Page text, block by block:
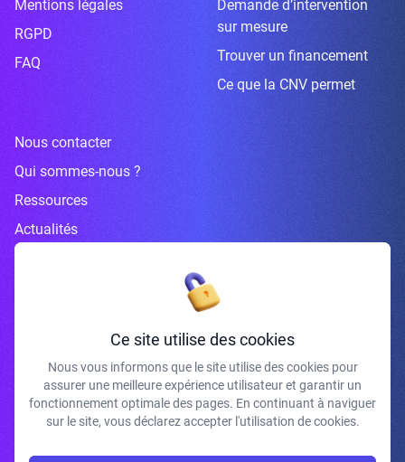
Mentions légales
RGPD
FAQ
Demande d’intervention
sur mesure
Trouver un financement
Ce que la CNV permet
Nous contacter
Qui sommes-nous ?
Ressources
Actualités
Inscrivez-vous à la newsletter
J'accepte de recevoir vos e-mails et confirme avoir pris connaissance de
votre politique de confidentialité et mentions légales.
Ce site utilise des cookies
Nous vous informons que le site utilise des cookies pour
assurer une meilleure expérience utilisateur et garantir un
fonctionnement optimale des pages. En continuant à naviguer
sur le site, vous déclarez accepter l'utilisation de cookies.